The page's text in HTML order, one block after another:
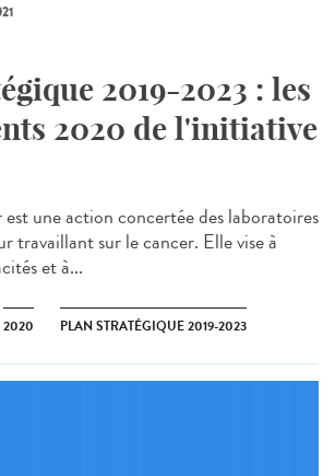
2019-2023 : les
2020 de l'initiative
une action concertée des laboratoires
travaillant sur le cancer. Elle vise à
et à...
2020 PLAN STRATÉGIQUE 2019-2023